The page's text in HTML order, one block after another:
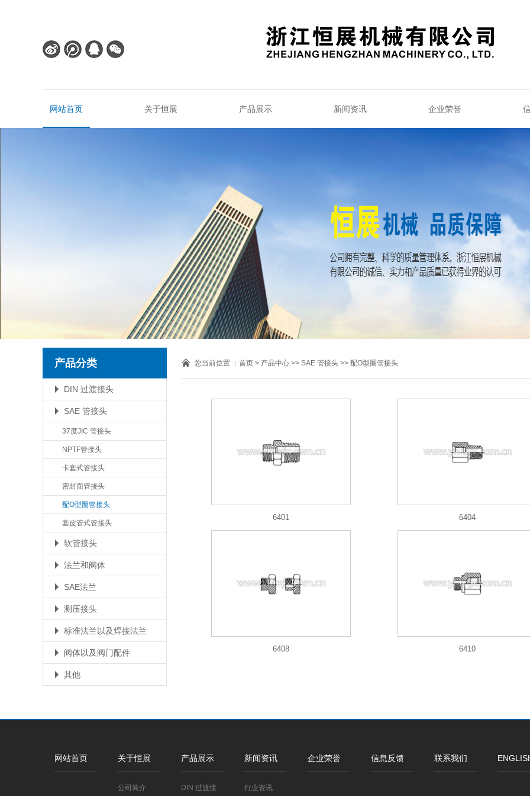
网站首页 关于恒展 产品展示 新闻资讯 企业荣誉
产品分类
DIN 过渡接头
SAE 管接头
37度JIC 管接头
NPTF管接头
卡套式管接头
密封面管接头
配O型圈管接头
套皮管式管接头
软管接头
法兰和阀体
SAE法兰
测压接头
标准法兰以及焊接法兰
阀体以及阀门配件
其他
您当前位置 ： 首页 > 产品中心 >> SAE 管接头 >> 配O型圈管接头
6401 6404
6408 6410
网站首页 关于恒展
公司简介
产品展示
DIN 过渡接
新闻资讯
行业资讯
企业荣誉 信息反馈 联系我们